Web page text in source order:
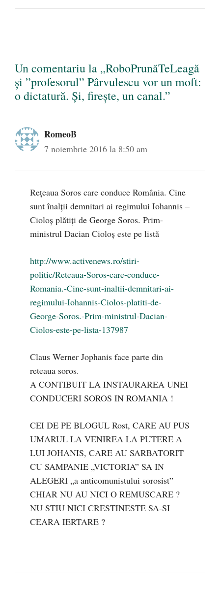
Un comentariu la „RoboPrunăTeLeagă
şi ”profesorul” Pârvulescu vor un moft:
o dictatură. Şi, fireşte, un canal.”
RomeoB
7 noiembrie 2016 la 8:50 am
Rețeaua Soros care conduce România. Cine
sunt înalții demnitari ai regimului Iohannis –
Cioloș plătiți de George Soros. Prim-
ministrul Dacian Cioloș este pe listă
http://www.activenews.ro/stiri-
politic/Reteaua-Soros-care-conduce-
Romania.-Cine-sunt-inaltii-demnitari-ai-
regimului-Iohannis-Ciolos-platiti-de-
George-Soros.-Prim-ministrul-Dacian-
Ciolos-este-pe-lista-137987
Claus Werner Jophanis face parte din
reteaua soros.
A CONTIBUIT LA INSTAURAREA UNEI
CONDUCERI SOROS IN ROMANIA !
CEI DE PE BLOGUL Rost, CARE AU PUS
UMARUL LA VENIREA LA PUTERE A
LUI JOHANIS, CARE AU SARBATORIT
CU SAMPANIE „VICTORIA” SA IN
ALEGERI „a anticomunistului sorosist”
CHIAR NU AU NICI O REMUSCARE ?
NU STIU NICI CRESTINESTE SA-SI
CEARA IERTARE ?